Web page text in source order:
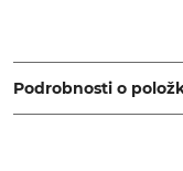
www.grube.de
Podrobnosti o